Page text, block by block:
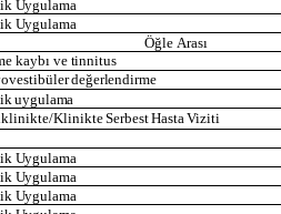
Uygulama
Uygulama
Öğle Arası
kaybı ve tinnitus
değerlendirme
uygulama
KlinikteSerbestHasta Viziti
Uygulama
Uygulama
Uygulama